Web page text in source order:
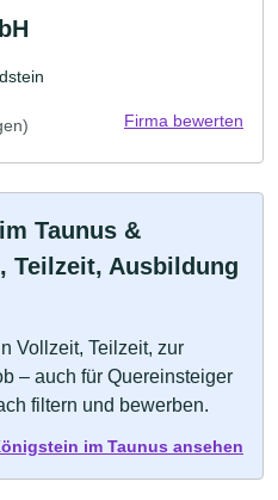
Firma bewerten
Taunus &
Teilzeit, Ausbildung
Vollzeit, Teilzeit, zur
– auch für Quereinsteiger
filtern und bewerben.
im Taunus ansehen